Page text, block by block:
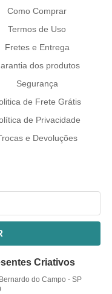
Como Comprar
Termos de Uso
Fretes e Entrega
dos produtos
Segurança
de Frete Grátis
de Privacidade
e Devoluções
Criativos
do Campo -SP